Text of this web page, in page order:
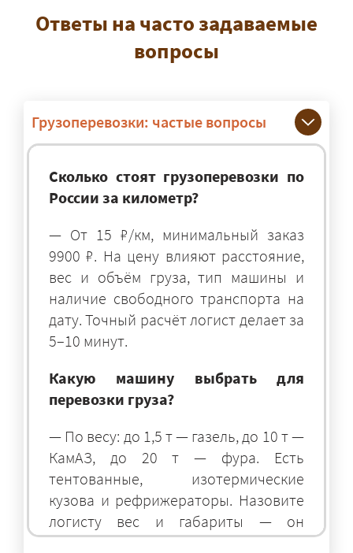
Ответы на часто задаваемые
вопросы
Грузоперевозки: частые вопросы
Сколько стоят грузоперевозки по
России за километр?
— От 15 ₽/км, минимальный заказ
9900 ₽. На цену влияют расстояние,
вес и объём груза, тип машины и
наличие свободного транспорта на
дату. Точный расчёт логист делает за
5–10 минут.
Какую машину выбрать для
перевозки груза?
— По весу: до 1,5 т — газель, до 10 т —
КамАЗ, до 20 т — фура. Есть
тентованные, изотермические
кузова и рефрижераторы. Назовите
логисту вес и габариты — он
подберёт оптимальный транспорт.